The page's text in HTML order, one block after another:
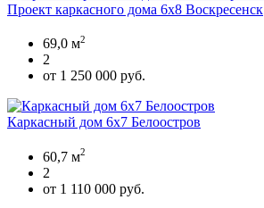
Проект каркасного дома 6x8 Воскресенск
69,0 м2
2
от 1 250 000 руб.
Каркасный дом 6х7 Белоостров
60,7 м2
2
от 1 110 000 руб.